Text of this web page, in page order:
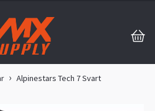
Alpinestars Tech 7 Svart